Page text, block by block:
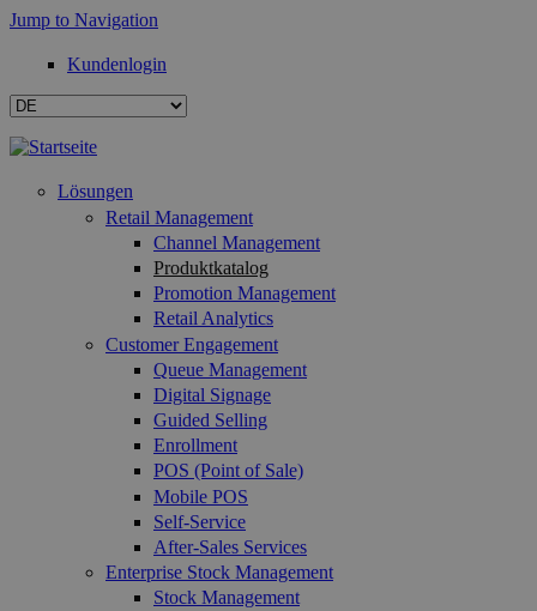
Jump to Navigation
Kundenlogin
Lösungen
Retail Management
Channel Management
Produktkatalog
Promotion Management
Retail Analytics
Customer Engagement
Queue Management
Digital Signage
Guided Selling
Enrollment
POS (Point of Sale)
Mobile POS
Self-Service
After-Sales Services
Enterprise Stock Management
Stock Management